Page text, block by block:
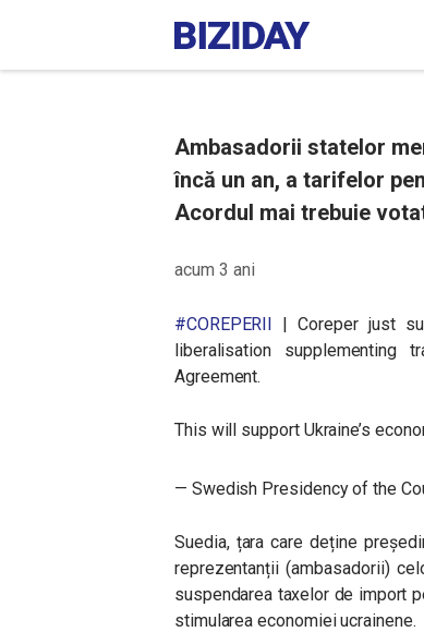
Ambasadorii statelor
încă un an, a tarifelor
Acordul mai trebuie
acum 3 ani
#COREPERII | Coreper just
liberalisation supplementing
Agreement.
This will support Ukraine’s
— Swedish Presidency of the
Suedia, țara care deține
reprezentanții (ambasadorii)
suspendarea taxelor de import
stimularea economiei ucrainene.